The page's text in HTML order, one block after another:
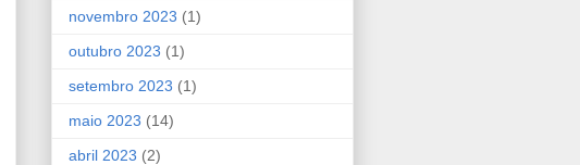
novembro 2023 (1)
outubro 2023 (1)
setembro 2023 (1)
maio 2023 (14)
abril 2023 (2)